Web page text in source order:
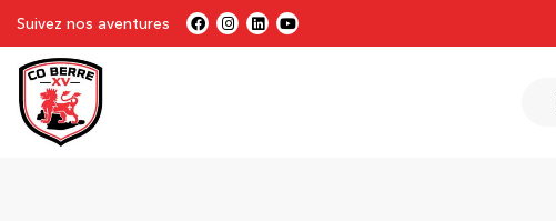
Suivez nos aventures